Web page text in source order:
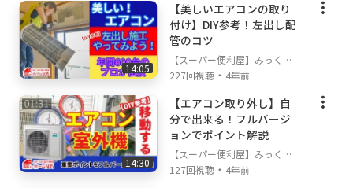
■ご連絡は下記の3つの方法からお選びいただ
けます。
★★★連絡前に必ず対応エリアを確認してね！
★★★
⇒ https://www.benriya-sos.com/area
①当社公式Lineアカウントでお友達登録（楽・
早・24H）
→
https://www.benriya-sos.com/line
②フリーダイヤル：0120-554-804 （楽・早）
14:05
【美しいエアコンの取り
付け】DIY参考！左出し配
管のコツ
【スーパー便利屋】みっく店
長が行く!
227回視聴 ・ 4年前
14:30
【エアコン取り外し】自
分で出来る！フルバージ
ョンでポイント解説
【スーパー便利屋】みっく店
長が行く!
127回視聴 ・ 4年前